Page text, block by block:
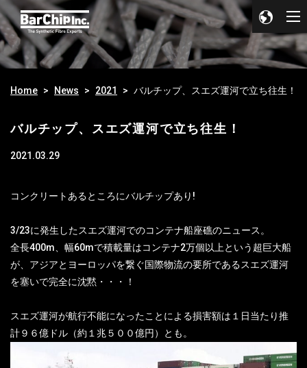
Home News 2021 バルチップ、スエズ運河で立ち往生！
バルチップ、スエズ運河で立ち往生！
2021.03.29
コンクリートあるところにバルチップあり!
3/23に発生したスエズ運河でのコンテナ船座礁のニュース。
全長400m、幅60mで積載量はコンテナ2万個以上という超巨大船
が、アジアとヨーロッパを繋ぐ国際物流の要所であるスエズ運河
を塞いで完全に沈黙・・・！
スエズ運河が航行不能になったことによる損害額は１日当たり推
計９６億ドル（約１兆５００億円）とも。